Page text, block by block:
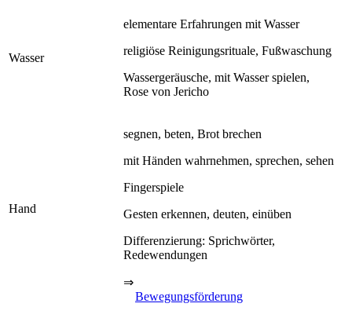
Wasser
elementare Erfahrungen mit Wasser
religiöse Reinigungsrituale, Fußwaschung
Wassergeräusche, mit Wasser spielen,
Rose von Jericho
Hand
segnen, beten, Brot brechen
mit Händen wahrnehmen, sprechen, sehen
Fingerspiele
Gesten erkennen, deuten, einüben
Differenzierung: Sprichwörter,
Redewendungen
⇒
Bewegungsförderung